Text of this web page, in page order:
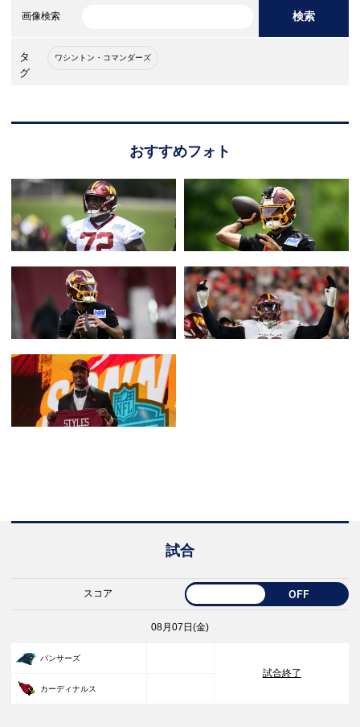
画像検索 検索
タ
グ
ワシントン・コマンダーズ
おすすめフォト
試合
スコア OFF
08月07日(金)
パンサーズ
試合終了
カーディナルス